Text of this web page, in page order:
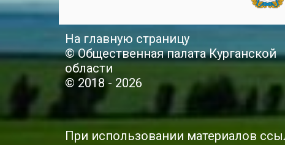
На главную страницу
© Общественная палата Курганской
области
© 2018 - 2026
При использовании материалов